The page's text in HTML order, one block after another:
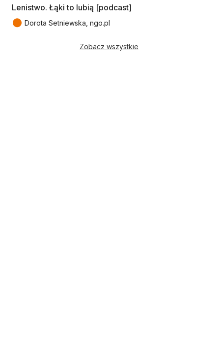
Lenistwo. Łąki to lubią [podcast]
● Dorota Setniewska, ngo.pl
Zobacz wszystkie